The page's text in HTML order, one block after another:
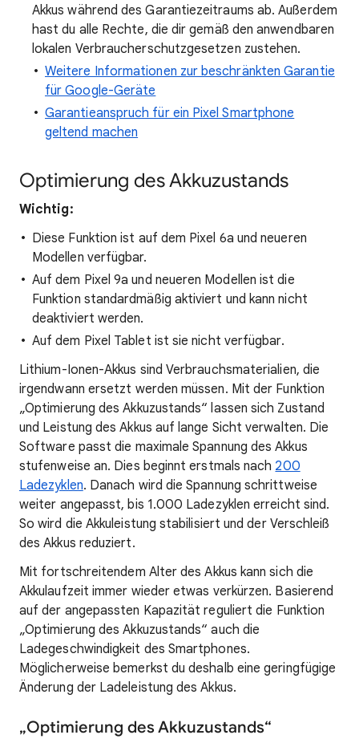
Akkus während des Garantiezeitraums ab. Außerdem
hast du alle Rechte, die dir gemäß den anwendbaren
lokalen Verbraucherschutzgesetzen zustehen.
Weitere Informationen zur beschränkten Garantie
für Google-Geräte
Garantieanspruch für ein Pixel Smartphone
geltend machen
Optimierung des Akkuzustands
Wichtig:
Diese Funktion ist auf dem Pixel 6a und neueren
Modellen verfügbar.
Auf dem Pixel 9a und neueren Modellen ist die
Funktion standardmäßig aktiviert und kann nicht
deaktiviert werden.
Auf dem Pixel Tablet ist sie nicht verfügbar.
Lithium-Ionen-Akkus sind Verbrauchsmaterialien, die
irgendwann ersetzt werden müssen. Mit der Funktion
„Optimierung des Akkuzustands“ lassen sich Zustand
und Leistung des Akkus auf lange Sicht verwalten. Die
Software passt die maximale Spannung des Akkus
stufenweise an. Dies beginnt erstmals nach 200
Ladezyklen. Danach wird die Spannung schrittweise
weiter angepasst, bis 1.000 Ladezyklen erreicht sind.
So wird die Akkuleistung stabilisiert und der Verschleiß
des Akkus reduziert.
Mit fortschreitendem Alter des Akkus kann sich die
Akkulaufzeit immer wieder etwas verkürzen. Basierend
auf der angepassten Kapazität reguliert die Funktion
„Optimierung des Akkuzustands“ auch die
Ladegeschwindigkeit des Smartphones.
Möglicherweise bemerkst du deshalb eine geringfügige
Änderung der Ladeleistung des Akkus.
„Optimierung des Akkuzustands“